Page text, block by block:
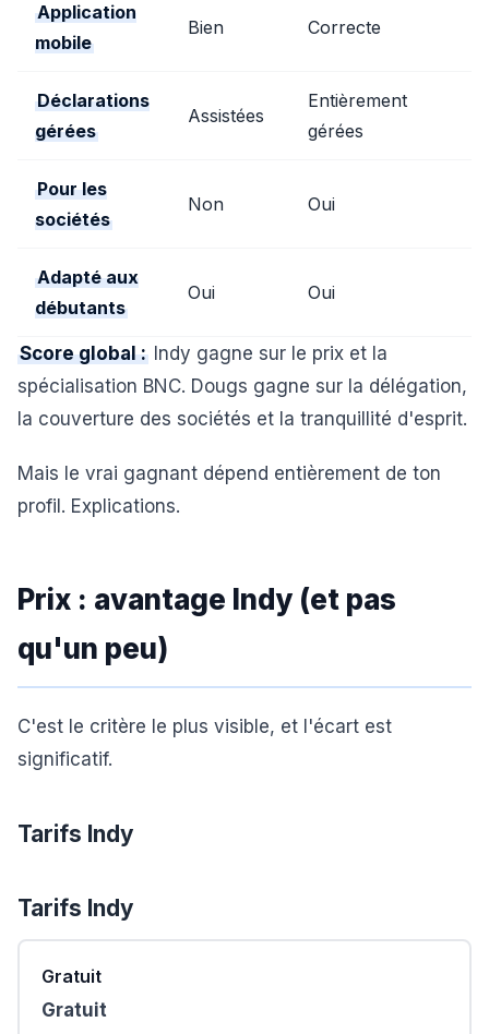
Application
mobile
Bien Correcte
Déclarations
gérées
Assistées
Entièrement
gérées
Pour les
sociétés
Non Oui
Adapté aux
débutants
Oui Oui
Score global : Indy gagne sur le prix et la
spécialisation BNC. Dougs gagne sur la délégation,
la couverture des sociétés et la tranquillité d'esprit.
Mais le vrai gagnant dépend entièrement de ton
profil. Explications.
Prix : avantage Indy (et pas
qu'un peu)
C'est le critère le plus visible, et l'écart est
significatif.
Tarifs Indy
Tarifs Indy
Gratuit
Gratuit